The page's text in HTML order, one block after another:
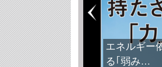
エネルギー
る｢弱み…